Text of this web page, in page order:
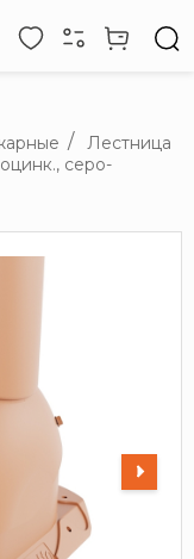
Лестница
серо-